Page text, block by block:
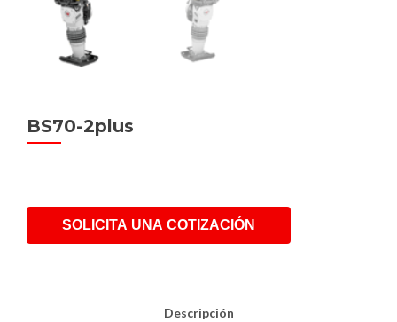
BS70-2plus
SOLICITA UNA COTIZACIÓN
Descripción